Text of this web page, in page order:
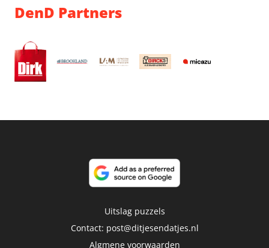
DenD Partners
Uitslag puzzels
Contact: post@ditjesendatjes.nl
Algmene voorwaarden